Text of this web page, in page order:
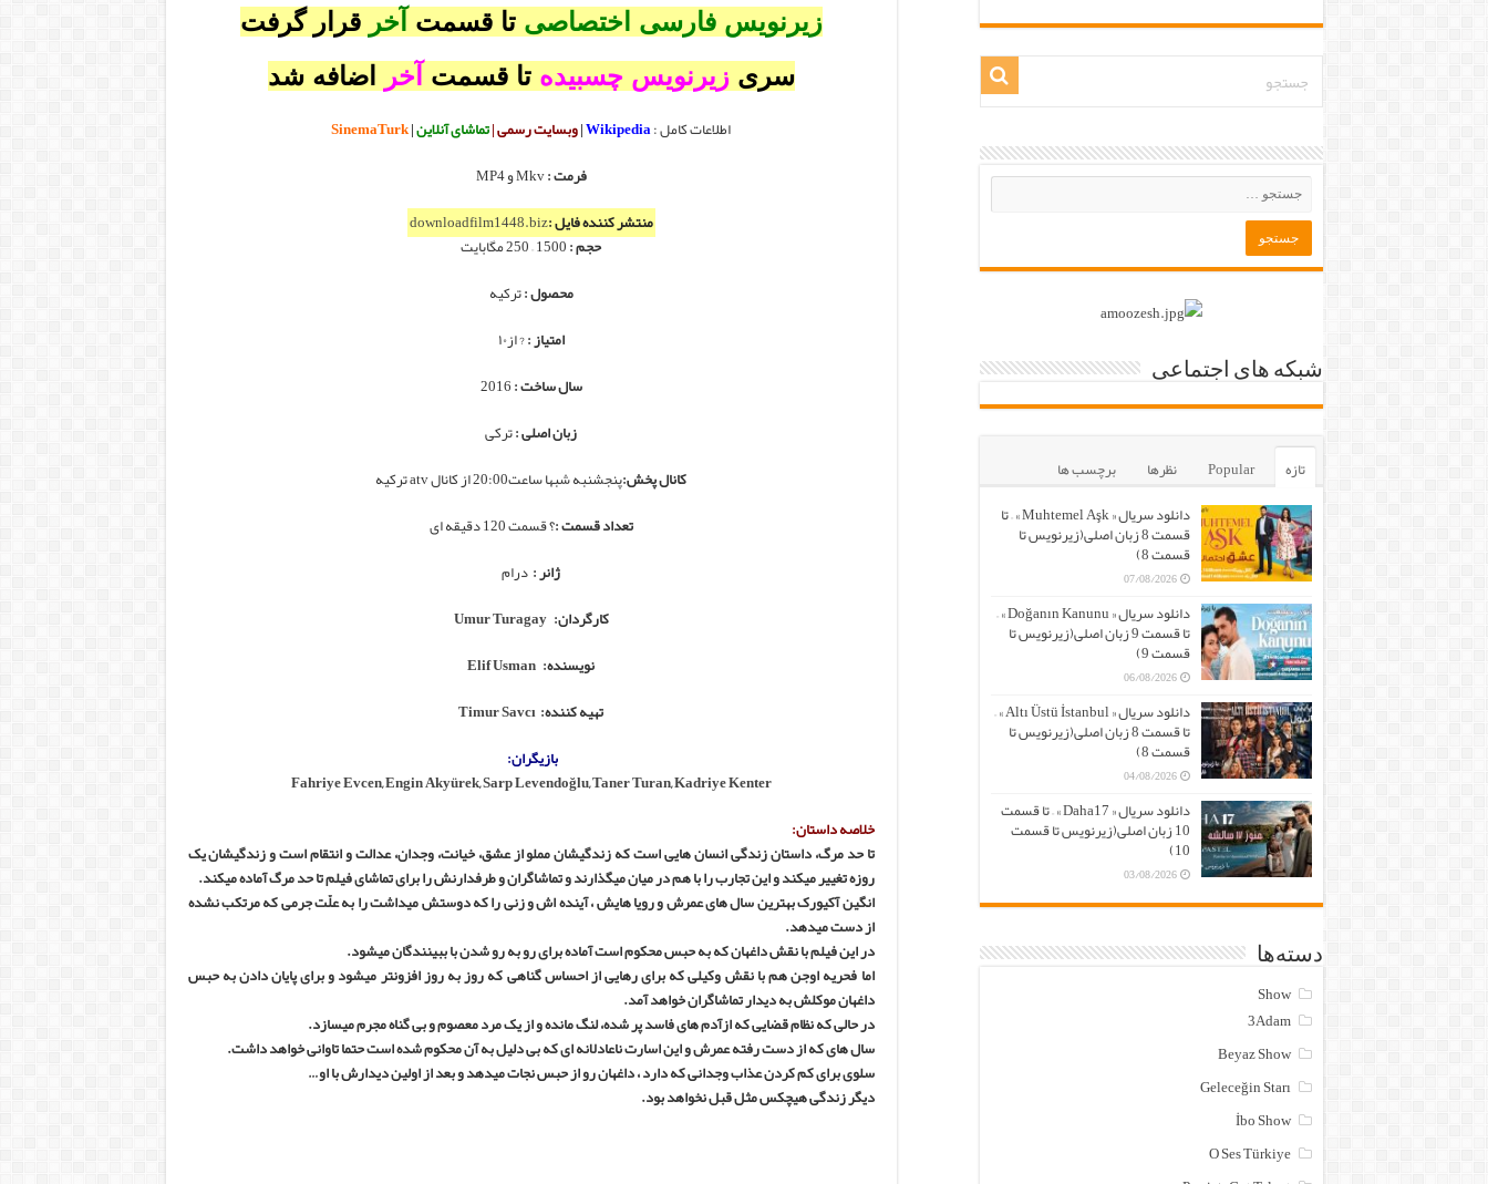
زیرنویس فارسی اختصاصی تا قسمت آخر قرار گرفت
سریزیرنویس چسبیده تا قسمت آخر اضافه شد
اطلاعات کامل :Wikipedia
|وبسایت رسمی|تماشای آنلاین|
SinemaTurk
فرمت :Mkv و MP4
منتشر کننده فایل :downloadfilm1448.biz
حجم :
محصول :ترکیه
امتیاز :? از۱۰
سال ساخت :
زبان اصلی :ترکی
کانال پخش:پنجشنبه شبها ساعت20:00 از کانال atv ترکیه
تعداد قسمت :؟ قسمت 120 دقیقه ای
ژانر :درام
کارگردان:Umur Turagay
نویسنده: Elif Usman
تهیه کننده:Timur Savcı
بازیگران:
Fahriye Evcen,Engin Akyürek,Sarp Levendoğlu,Taner Turan,Kadriye Kenter
خلاصه داستان:
تا حد مرگ، داستان زندگی انسان هایی است که زندگیشان مملو از عشق، خیانت، وجدان، عدالت و انتقام است و زندگیشان یک
روزه تغییر میکند و این تجارب را با هم در میان میگذارند و تماشاگران و طرفدارنش را برای تماشای فیلم تا حد مرگ آماده میکند.
انگین آکیورک بهترین سال های عمرش و رویا هایش ، آینده اش و زنی را که دوستش میداشت را به علّت جرمی که مرتکب نشده
از دست میدهد.
در این فیلم با نقش داغهان که به حبس محکوم است آماده برای رو به رو شدن با ببینندگان میشود.
اما فحریه اوجن هم با نقش وکیلی که برای رهایی از احساس گناهی که روز به روز افزونتر میشود و برای پایان دادن به حبس
داغهان موکلش به دیدار تماشاگران خواهد آمد.
در حالی که نظام قضایی که ازآدم های فاسد پر شده، لنگ مانده و از یک مرد معصوم و بی گناه مجرم میسازد.
سال های که از دست رفته عمرش و این اسارت ناعادلانه ای که بی دلیل به آن محکوم شده است حتما تاوانی خواهد داشت.
سلوی برای کم کردن عذاب وجدانی که دارد ، داغهان رو از حبس نجات میدهد و بعد از اولین دیدارش با او…
دیگر زندگی هیچکس مثل قبل نخواهد بود.
شبکه های اجتماعی
تازه Popular نظرها
برچسب ها
دانلود سریال « Muhtemel Aşk » – تا
قسمت 8 زبان اصلی(زیرنویس تا
قسمت 8)
07/08/2026
دانلود سریال « Doğanın Kanunu » –
تا قسمت 9 زبان اصلی(زیرنویس تا
قسمت 9)
06/08/2026
دانلود سریال « Altı Üstü İstanbul » –
تا قسمت 8 زبان اصلی(زیرنویس تا
قسمت 8)
04/08/2026
دانلود سریال « Daha17 » – تا قسمت
10 زبان اصلی(زیرنویس تا قسمت
10)
03/08/2026
دسته‌ها
Show
3Adam
Beyaz Show
Geleceğin Starı
İbo Show
O Ses Türkiye